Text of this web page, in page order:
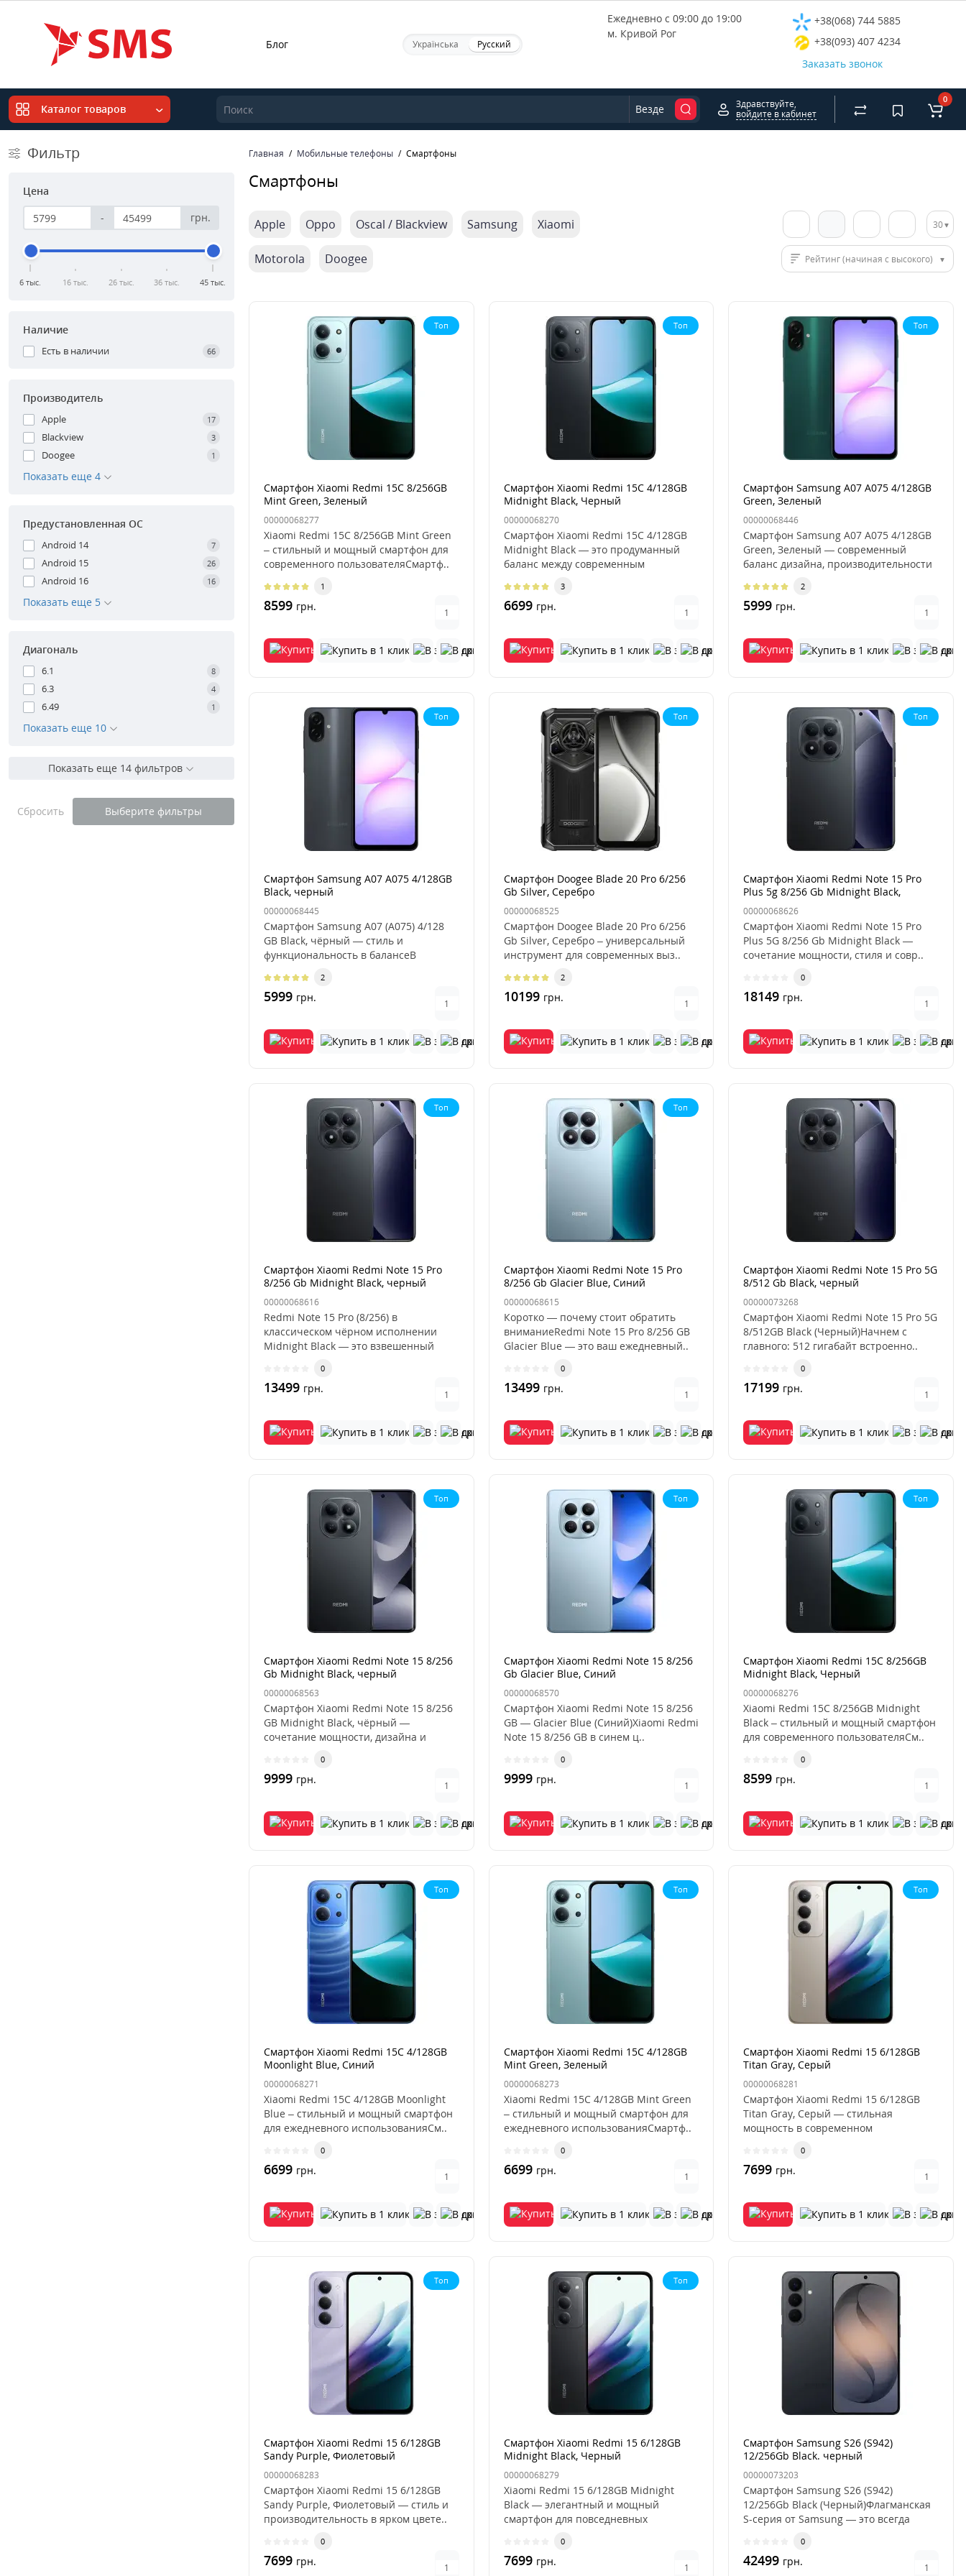
Блог Українська Русский
Ежедневно с 09:00 до 19:00
м. Кривой Рог
+38(068) 744 5885
+38(093) 407 4234
Заказать звонок
Каталог товаров Везде
Здравствуйте,
войдите в кабинет
0
Фильтр
Цена
-
грн.
6 тыс. 16 тыс. 26 тыс. 36 тыс. 45 тыс.
Наличие
Есть в наличии 66
Производитель
Apple 17
Blackview 3
Doogee 1
Показать еще 4
Предустановленная ОС
Android 14 7
Android 15 26
Android 16 16
Показать еще 5
Диагональ
6.1 8
6.3 4
6.49 1
Показать еще 10
Показать еще 14 фильтров
Сбросить Выберите фильтры
Главная Мобильные телефоны Смартфоны
Смартфоны
Apple Oppo Oscal / Blackview Samsung Xiaomi
Motorola Doogee
30
Рейтинг (начиная с высокого)
Топ
Смартфон Xiaomi Redmi 15C 8/256GB
Mint Green, Зеленый
00000068277
Xiaomi Redmi 15C 8/256GB Mint Green
– стильный и мощный смартфон для
современного пользователяСмартф..
1
8599 грн.
Топ
Смартфон Xiaomi Redmi 15C 4/128GB
Midnight Black, Черный
00000068270
Смартфон Xiaomi Redmi 15C 4/128GB
Midnight Black — это продуманный
баланс между современным
3
6699 грн.
Топ
Смартфон Samsung A07 A075 4/128GB
Green, Зеленый
00000068446
Смартфон Samsung A07 A075 4/128GB
Green, Зеленый — современный
баланс дизайна, производительности
2
5999 грн.
Топ
Смартфон Samsung A07 A075 4/128GB
Black, черный
00000068445
Смартфон Samsung A07 (A075) 4/128
GB Black, чёрный — стиль и
функциональность в балансеВ
2
5999 грн.
Топ
Смартфон Doogee Blade 20 Pro 6/256
Gb Silver, Серебро
00000068525
Смартфон Doogee Blade 20 Pro 6/256
Gb Silver, Серебро – универсальный
инструмент для современных выз..
2
10199 грн.
Топ
Смартфон Xiaomi Redmi Note 15 Pro
Plus 5g 8/256 Gb Midnight Black,
черный
00000068626
Смартфон Xiaomi Redmi Note 15 Pro
Plus 5G 8/256 Gb Midnight Black —
сочетание мощности, стиля и совр..
0
18149 грн.
Топ
Смартфон Xiaomi Redmi Note 15 Pro
8/256 Gb Midnight Black, черный
00000068616
Redmi Note 15 Pro (8/256) в
классическом чёрном исполнении
Midnight Black — это взвешенный
0
13499 грн.
Топ
Смартфон Xiaomi Redmi Note 15 Pro
8/256 Gb Glacier Blue, Синий
00000068615
Коротко — почему стоит обратить
вниманиеRedmi Note 15 Pro 8/256 GB
Glacier Blue — это ваш ежедневный..
0
13499 грн.
Смартфон Xiaomi Redmi Note 15 Pro 5G
8/512 Gb Black, черный
00000073268
Смартфон Xiaomi Redmi Note 15 Pro 5G
8/512GB Black (Черный)Начнем с
главного: 512 гигабайт встроенно..
0
17199 грн.
Топ
Смартфон Xiaomi Redmi Note 15 8/256
Gb Midnight Black, черный
00000068563
Смартфон Xiaomi Redmi Note 15 8/256
GB Midnight Black, чёрный —
сочетание мощности, дизайна и
0
9999 грн.
Топ
Смартфон Xiaomi Redmi Note 15 8/256
Gb Glacier Blue, Синий
00000068570
Смартфон Xiaomi Redmi Note 15 8/256
GB — Glacier Blue (Синий)Xiaomi Redmi
Note 15 8/256 GB в синем ц..
0
9999 грн.
Топ
Смартфон Xiaomi Redmi 15C 8/256GB
Midnight Black, Черный
00000068276
Xiaomi Redmi 15C 8/256GB Midnight
Black – стильный и мощный смартфон
для современного пользователяСм..
0
8599 грн.
Топ
Смартфон Xiaomi Redmi 15C 4/128GB
Moonlight Blue, Синий
00000068271
Xiaomi Redmi 15C 4/128GB Moonlight
Blue – стильный и мощный смартфон
для ежедневного использованияСм..
0
6699 грн.
Топ
Смартфон Xiaomi Redmi 15C 4/128GB
Mint Green, Зеленый
00000068273
Xiaomi Redmi 15C 4/128GB Mint Green
– стильный и мощный смартфон для
ежедневного использованияСмартф..
0
6699 грн.
Топ
Смартфон Xiaomi Redmi 15 6/128GB
Titan Gray, Серый
00000068281
Смартфон Xiaomi Redmi 15 6/128GB
Titan Gray, Серый — стильная
мощность в современном
0
7699 грн.
Топ
Смартфон Xiaomi Redmi 15 6/128GB
Sandy Purple, Фиолетовый
00000068283
Смартфон Xiaomi Redmi 15 6/128GB
Sandy Purple, Фиолетовый — стиль и
производительность в ярком цвете..
0
7699 грн.
Топ
Смартфон Xiaomi Redmi 15 6/128GB
Midnight Black, Черный
00000068279
Xiaomi Redmi 15 6/128GB Midnight
Black — элегантный и мощный
смартфон для повседневных
0
7699 грн.
Смартфон Samsung S26 (S942)
12/256Gb Black. черный
00000073203
Смартфон Samsung S26 (S942)
12/256Gb Black (Черный)Флагманская
S-серия от Samsung — это всегда
0
42499 грн.